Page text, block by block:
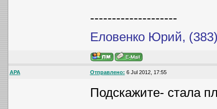
--------------------
Еловенко Юрий,
АРА Отправлено: 6 Jul 2012, 17:55
Подскажите- стала